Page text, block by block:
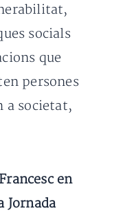
socials
que
persones
a societat,
en
Jornada